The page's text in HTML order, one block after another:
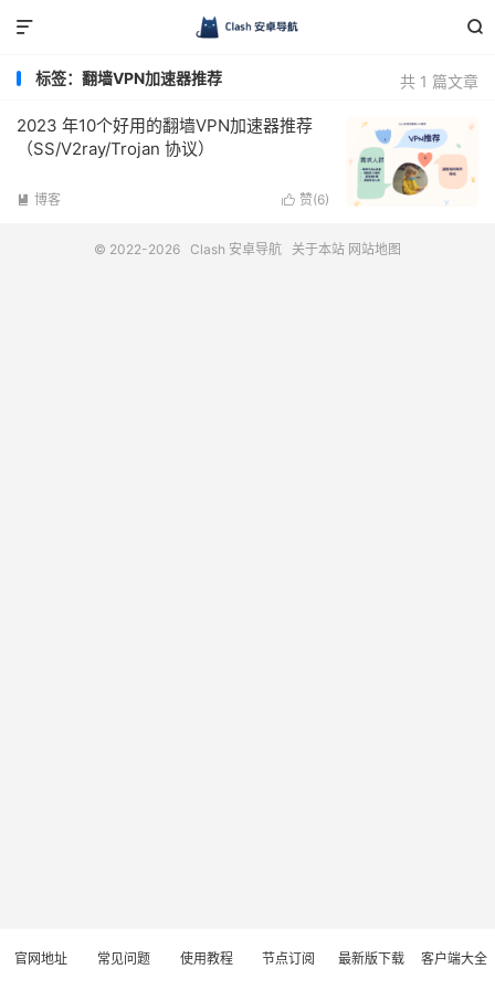


共 1 篇文章
标签：翻墙VPN加速器推荐
2023 年10个好用的翻墙VPN加速器推荐
（SS/V2ray/Trojan 协议）
 赞(6)
 博客
© 2022-2026 Clash 安卓导航 关于本站 网站地图
官网地址 常见问题 使用教程 节点订阅 最新版下载 客户端大全